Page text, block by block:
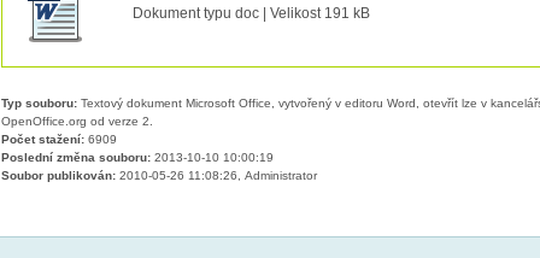
Dokument typu doc | Velikost 191 kB
Typ souboru:Textový dokument Microsoft Office, vytvořený v editoru Word, otevřít lze v
OpenOffice.org od verze 2.
Počet stažení:6909
Poslední změna souboru:2013-10-10 10:00:19
Soubor publikován:2010-05-26 11:08:26, Administrator